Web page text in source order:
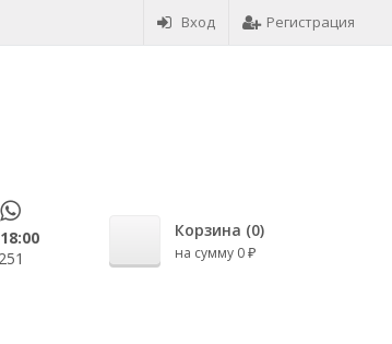
Вход Регистрация
Корзина (0)
на сумму 0 ₽